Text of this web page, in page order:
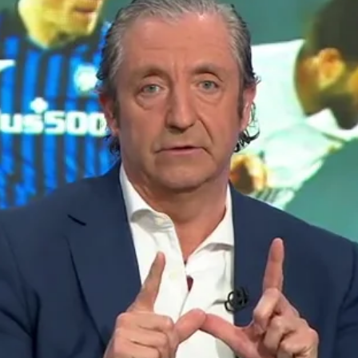
WhatsappFacebook
Chiringuito de Jugones